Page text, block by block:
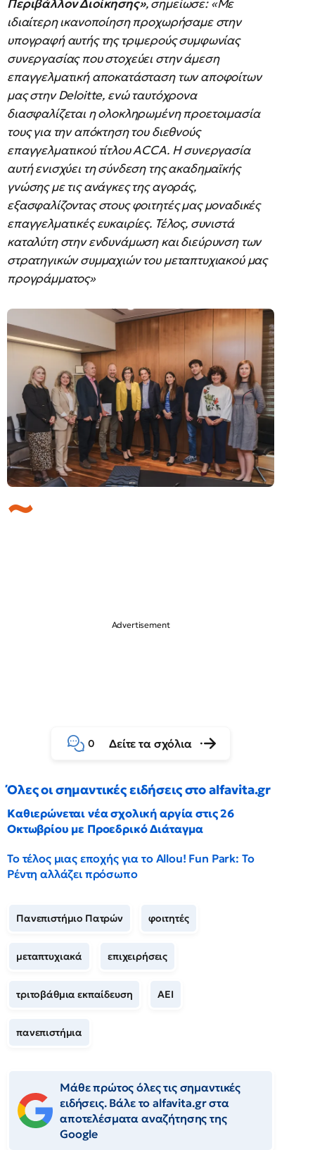
Περιβάλλον Διοίκησης», σημείωσε: «Με
ιδιαίτερη ικανοποίηση προχωρήσαμε στην
υπογραφή αυτής της τριμερούς συμφωνίας
συνεργασίας που στοχεύει στην άμεση
επαγγελματική αποκατάσταση των αποφοίτων
μας στην Deloitte, ενώ ταυτόχρονα
διασφαλίζεται η ολοκληρωμένη προετοιμασία
τους για την απόκτηση του διεθνούς
επαγγελματικού τίτλου ACCA. Η συνεργασία
αυτή ενισχύει τη σύνδεση της ακαδημαϊκής
γνώσης με τις ανάγκες της αγοράς,
εξασφαλίζοντας στους φοιτητές μας μοναδικές
επαγγελματικές ευκαιρίες. Τέλος, συνιστά
καταλύτη στην ενδυνάμωση και διεύρυνση των
στρατηγικών συμμαχιών του μεταπτυχιακού μας
προγράμματος»
0 Δείτε τα σχόλια
Όλες οι σημαντικές ειδήσεις στο alfavita.gr
Καθιερώνεται νέα σχολική αργία στις 26
Οκτωβρίου με Προεδρικό Διάταγμα
Το τέλος μιας εποχής για το Allou! Fun Park: Το
Ρέντη αλλάζει πρόσωπο
Πανεπιστήμιο Πατρών φοιτητές
μεταπτυχιακά επιχειρήσεις
τριτοβάθμια εκπαίδευση ΑΕΙ
πανεπιστήμια
Μάθε πρώτος όλες τις σημαντικές
ειδήσεις. Βάλε το alfavita.gr στα
αποτελέσματα αναζήτησης της
Google